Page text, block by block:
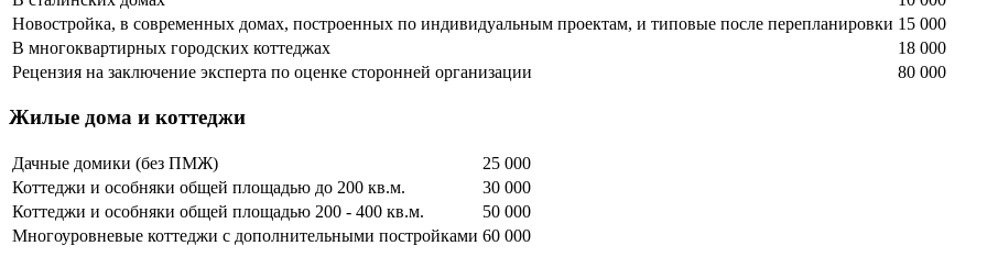
Новостройка, в современных домах, построенных по индивидуальным проектам, и типовые после перепланировки 15 000
В многоквартирных городских коттеджах
18 000
Рецензия на заключение эксперта по оценке сторонней организации
80 000
Жилые дома и коттеджи
Дачные домики (без ПМЖ)
25 000
Коттеджи и особняки общей площадью до 200 кв.м.
30 000
Коттеджи и особняки общей площадью 200 - 400 кв.м.
50 000
Многоуровневые коттеджи с дополнительными постройками 60 000